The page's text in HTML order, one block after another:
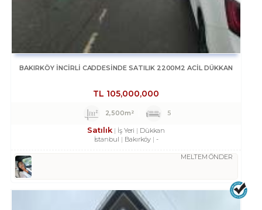
BAKIRKÖY İNCİRLİ CADDESINDE SATILIK 2200M2 ACİL DÜKKAN
TL 105,000,000
2,500m² 5
Satılık İş Yeri
Dükkan
İstanbul
Bakırköy -
MELTEM ÖNDER